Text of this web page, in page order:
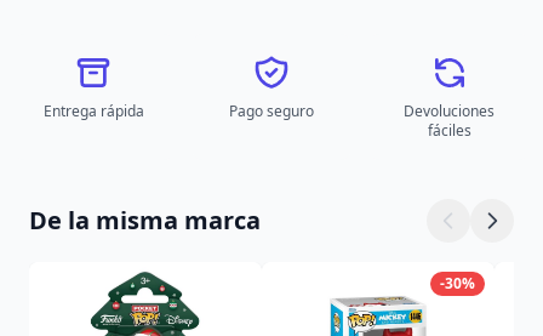
Entrega rápida Pago seguro
Devoluciones
fáciles
De la misma marca
-30%